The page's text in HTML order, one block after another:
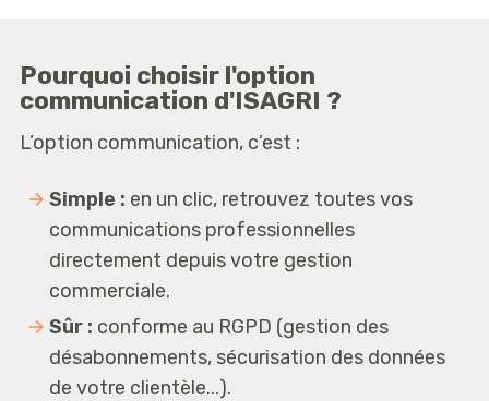
Pourquoi choisir l'option
communication d'ISAGRI ?
L’option communication, c’est :
Simple : en un clic, retrouvez toutes vos
communications professionnelles
directement depuis votre gestion
commerciale.
Sûr : conforme au RGPD (gestion des
désabonnements, sécurisation des données
de votre clientèle...).